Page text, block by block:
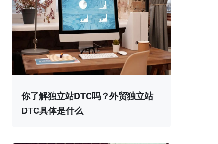
你了解独立站DTC吗？外贸独立站
DTC具体是什么